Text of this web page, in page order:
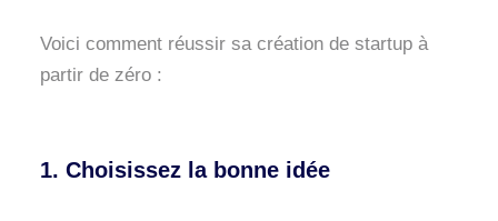
Voici comment réussir sa création de startup à
partir de zéro :
1. Choisissez la bonne idée